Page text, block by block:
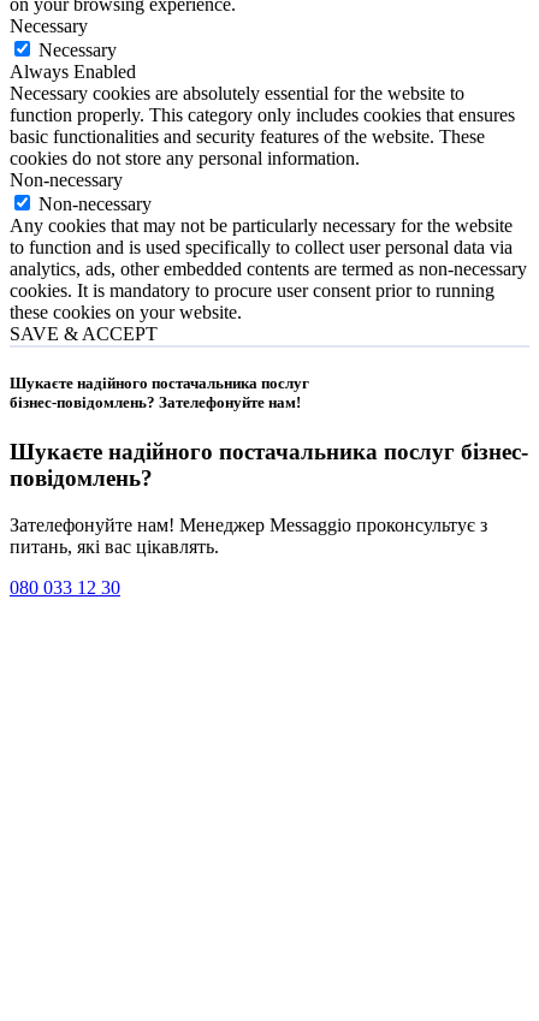
Necessary
Necessary
Always Enabled
Necessary cookies are absolutely essential for the website to
function properly. This category only includes cookies that ensures
basic functionalities and security features of the website. These
cookies do not store any personal information.
Non-necessary
Non-necessary
Any cookies that may not be particularly necessary for the website
to function and is used specifically to collect user personal data via
analytics, ads, other embedded contents are termed as non-necessary
cookies. It is mandatory to procure user consent prior to running
these cookies on your website.
SAVE & ACCEPT
Шукаєте надійного постачальника послуг
бізнес-повідомлень? Зателефонуйте нам!
Шукаєте надійного постачальника послуг бізнес-
повідомлень?
Зателефонуйте нам! Менеджер Messaggio проконсультує з
питань, які вас цікавлять.
080 033 12 30